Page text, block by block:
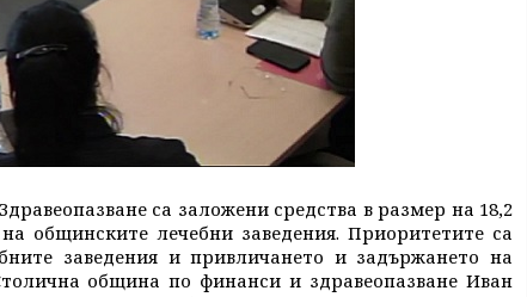
са заложени средства в размер на 18,2
общинските лечебни заведения. Приоритетите са
заведения и привличането и задържането на
община по финанси и здравеопазване Иван